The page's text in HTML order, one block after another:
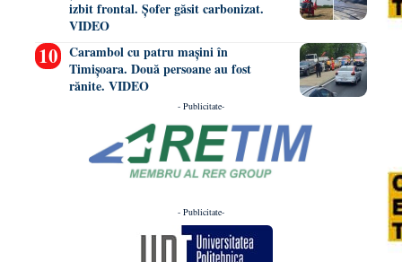
izbit frontal. Șofer găsit carbonizat.
VIDEO
Carambol cu patru mașini în
Timișoara. Două persoane au fost
rănite. VIDEO
- Publicitate-
- Publicitate-